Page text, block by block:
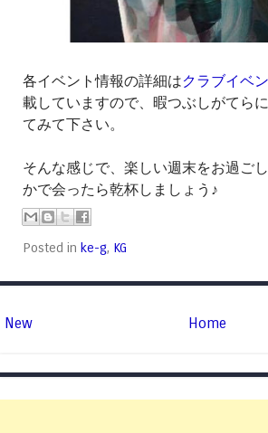
各イベント情報の詳細はクラブイベ
載していますので、暇つぶしがてら
てみて下さい。
そんな感じで、楽しい週末をお過ご
かで会ったら乾杯しましょう♪
Posted in ke-g, KG
New Home